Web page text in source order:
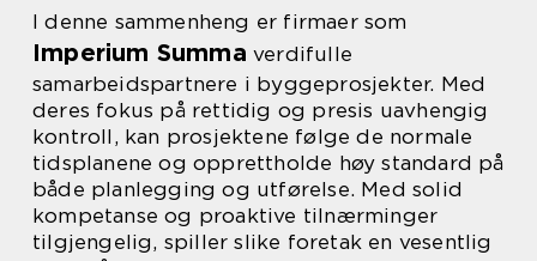
I denne sammenheng er firmaer som
Imperium Summa verdifulle
samarbeidspartnere i byggeprosjekter. Med
deres fokus på rettidig og presis uavhengig
kontroll, kan prosjektene følge de normale
tidsplanene og opprettholde høy standard på
både planlegging og utførelse. Med solid
kompetanse og proaktive tilnærminger
tilgjengelig, spiller slike foretak en vesentlig